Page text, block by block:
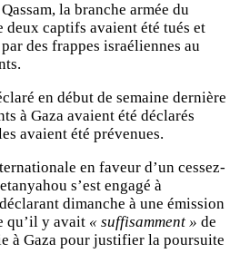
la branche armée du
deux captifs avaient été tués et
des frappes israéliennes au
en début de semaine dernière
à Gaza avaient été déclarés
avaient été prévenues.
en faveur d’un cessez-
s’est engagé à
dimanche à une émission
qu’il y avait « suffisamment » de
à Gaza pour justifier la poursuite